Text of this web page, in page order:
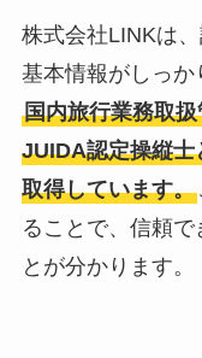
株式会社LINKは
基本情報がしっか
国内旅行業務取
JUIDA認定操縦士
取得しています。
ることで、信頼
とが分かります。